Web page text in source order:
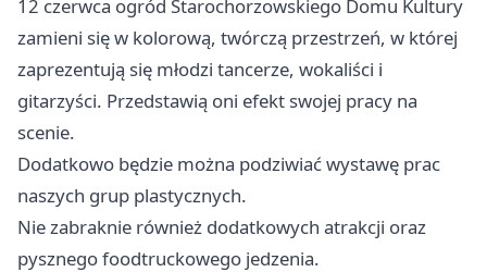
12 czerwca ogród Starochorzowskiego Domu Kultury
zamieni się w kolorową, twórczą przestrzeń, w której
zaprezentują się młodzi tancerze, wokaliści i
gitarzyści. Przedstawią oni efekt swojej pracy na
scenie.
Dodatkowo będzie można podziwiać wystawę prac
naszych grup plastycznych.
Nie zabraknie również dodatkowych atrakcji oraz
pysznego foodtruckowego jedzenia.